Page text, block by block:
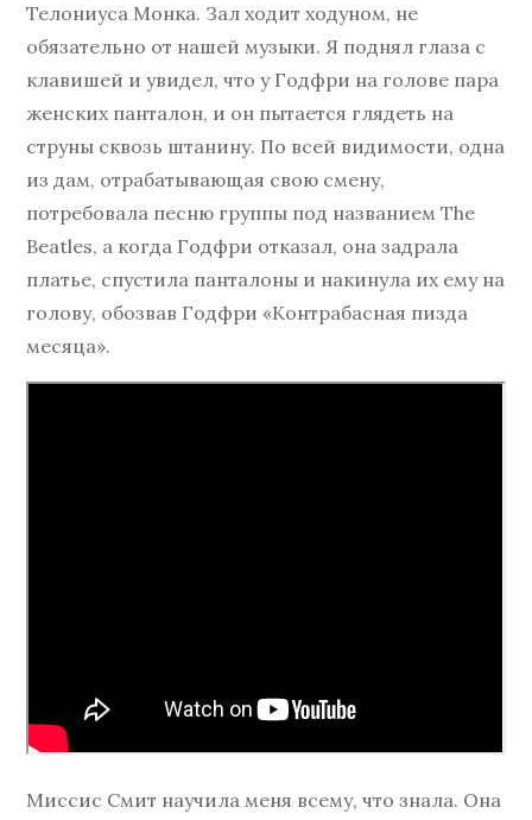
Телониуса Монка. Зал ходит ходуном, не
обязательно от нашей музыки. Я поднял глаза с
клавишей и увидел, что у Годфри на голове пара
женских панталон, и он пытается глядеть на
струны сквозь штанину. По всей видимости, одна
из дам, отрабатывающая свою смену,
потребовала песню группы под названием The
Beatles, а когда Годфри отказал, она задрала
платье, спустила панталоны и накинула их ему на
голову, обозвав Годфри «Контрабасная пизда
месяца».
Миссис Смит научила меня всему, что знала. Она